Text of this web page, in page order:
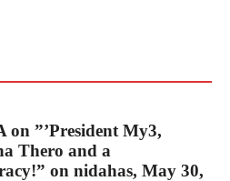
on ”’President My3,
Thero and a
on nidahas, May 30,